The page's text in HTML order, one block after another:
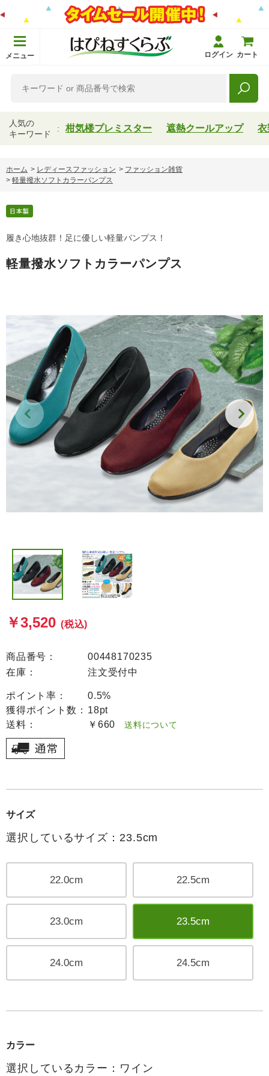
メニュー ログイン カート
人気の
キーワード
柑気楼プレミスター 遮熱クールアップ 衣
ホーム > レディースファッション > ファッション雑貨
> 軽量撥水ソフトカラーパンプス
履き心地抜群！足に優しい軽量パンプス！
軽量撥水ソフトカラーパンプス
￥3,520 (税込)
商品番号：
00448170235
在庫：
注文受付中
ポイント率：
0.5%
獲得ポイント数： 18pt
送料：
￥660 送料について
サイズ
選択しているサイズ：23.5cm
22.0cm 22.5cm
23.0cm 23.5cm
24.0cm 24.5cm
カラー
選択しているカラー：ワイン